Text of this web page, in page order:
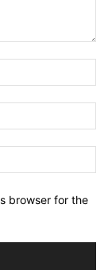
browser for the